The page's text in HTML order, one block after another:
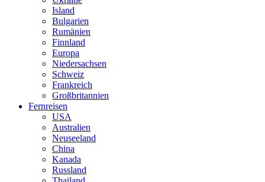
Island
Bulgarien
Rumänien
Finnland
Europa
Niedersachsen
Schweiz
Frankreich
Großbritannien
Fernreisen
USA
Australien
Neuseeland
China
Kanada
Russland